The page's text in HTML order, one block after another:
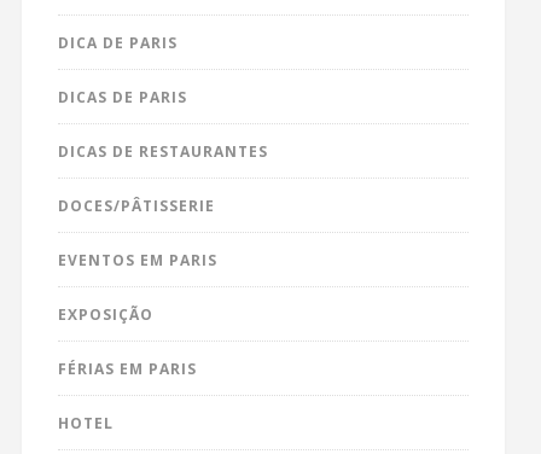
DICA DE PARIS
DICAS DE PARIS
DICAS DE RESTAURANTES
DOCES/PÂTISSERIE
EVENTOS EM PARIS
EXPOSIÇÃO
FÉRIAS EM PARIS
HOTEL